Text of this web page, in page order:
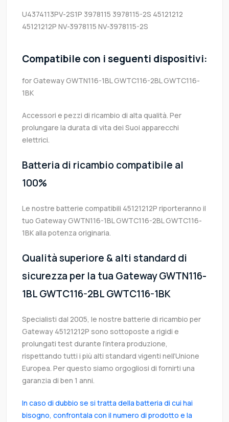
U4374113PV-2S1P 3978115 3978115-2S 45121212
45121212P NV-3978115 NV-3978115-2S
Compatibile con i seguenti dispositivi:
for Gateway GWTN116-1BL GWTC116-2BL GWTC116-
1BK
Accessori e pezzi di ricambio di alta qualità. Per
prolungare la durata di vita dei Suoi apparecchi
elettrici.
Batteria di ricambio compatibile al
100%
Le nostre batterie compatibili 45121212P riporteranno il
tuo Gateway GWTN116-1BL GWTC116-2BL GWTC116-
1BK alla potenza originaria.
Qualità superiore & alti standard di
sicurezza per la tua Gateway GWTN116-
1BL GWTC116-2BL GWTC116-1BK
Specialisti dal 2005, le nostre batterie di ricambio per
Gateway 45121212P sono sottoposte a rigidi e
prolungati test durante l’intera produzione,
rispettando tutti i più alti standard vigenti nell’Unione
Europea. Per questo siamo orgogliosi di fornirti una
garanzia di ben 1 anni.
In caso di dubbio se si tratta della batteria di cui hai
bisogno, confrontala con il numero di prodotto e la